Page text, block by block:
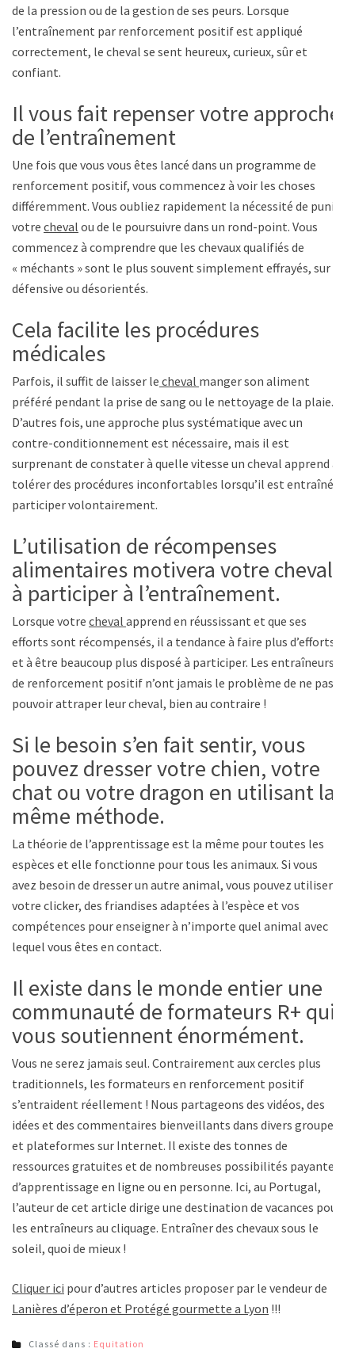
de la pression ou de la gestion de ses peurs. Lorsque
l’entraînement par renforcement positif est appliqué
correctement, le cheval se sent heureux, curieux, sûr et
confiant.
Il vous fait repenser votre approche
de l’entraînement
Une fois que vous vous êtes lancé dans un programme de
renforcement positif, vous commencez à voir les choses
différemment. Vous oubliez rapidement la nécessité de punir
votre cheval ou de le poursuivre dans un rond-point. Vous
commencez à comprendre que les chevaux qualifiés de
« méchants » sont le plus souvent simplement effrayés, sur la
défensive ou désorientés.
Cela facilite les procédures
médicales
Parfois, il suffit de laisser le cheval manger son aliment
préféré pendant la prise de sang ou le nettoyage de la plaie.
D’autres fois, une approche plus systématique avec un
contre-conditionnement est nécessaire, mais il est
surprenant de constater à quelle vitesse un cheval apprend à
tolérer des procédures inconfortables lorsqu’il est entraîné à
participer volontairement.
L’utilisation de récompenses
alimentaires motivera votre cheval
à participer à l’entraînement.
Lorsque votre cheval apprend en réussissant et que ses
efforts sont récompensés, il a tendance à faire plus d’efforts
et à être beaucoup plus disposé à participer. Les entraîneurs
de renforcement positif n’ont jamais le problème de ne pas
pouvoir attraper leur cheval, bien au contraire !
Si le besoin s’en fait sentir, vous
pouvez dresser votre chien, votre
chat ou votre dragon en utilisant la
même méthode.
La théorie de l’apprentissage est la même pour toutes les
espèces et elle fonctionne pour tous les animaux. Si vous
avez besoin de dresser un autre animal, vous pouvez utiliser
votre clicker, des friandises adaptées à l’espèce et vos
compétences pour enseigner à n’importe quel animal avec
lequel vous êtes en contact.
Il existe dans le monde entier une
communauté de formateurs R+ qui
vous soutiennent énormément.
Vous ne serez jamais seul. Contrairement aux cercles plus
traditionnels, les formateurs en renforcement positif
s’entraident réellement ! Nous partageons des vidéos, des
idées et des commentaires bienveillants dans divers groupes
et plateformes sur Internet. Il existe des tonnes de
ressources gratuites et de nombreuses possibilités payantes
d’apprentissage en ligne ou en personne. Ici, au Portugal,
l’auteur de cet article dirige une destination de vacances pour
les entraîneurs au cliquage. Entraîner des chevaux sous le
soleil, quoi de mieux !
Cliquer ici pour d’autres articles proposer par le vendeur de
Lanières d’éperon et Protégé gourmette a Lyon !!!
Classé dans : Equitation